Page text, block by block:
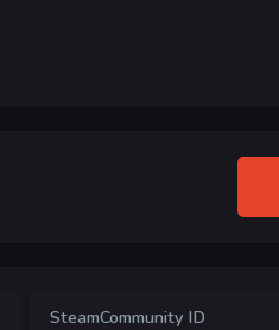
SteamCommunity ID